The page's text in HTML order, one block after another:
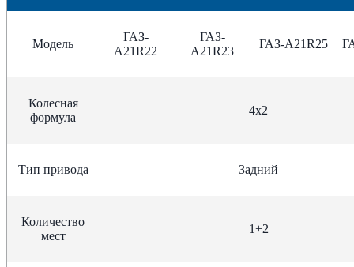
Модель
ГАЗ-
A21R22
ГАЗ-
А21R23
ГАЗ-А21R25
Колесная
формула
4х2
Тип привода Задний
Количество
мест
1+2